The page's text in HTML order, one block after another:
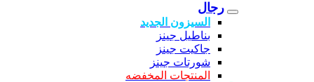
رجال
السيزون الجديد
بناطيل جينز
جاكيت جينز
شورتات جينز
المنتجات المخفضه